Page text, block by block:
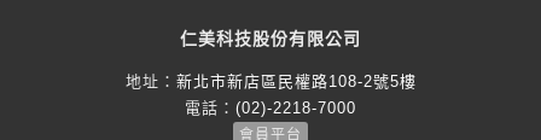
仁美科技股份有限公司
地址： 新北市新店區民權路108-2號5樓
電話： (02)-2218-7000
會員平台